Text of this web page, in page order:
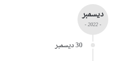
ديسمبر
- 2022 -
30 ديسمبر